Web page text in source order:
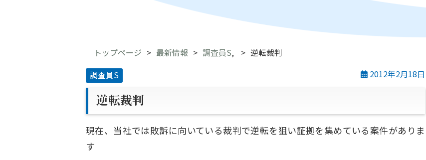
トップページ 最新情報 調査員S, 逆転裁判
調査員S 2012年2月18日
逆転裁判
現在、当社では敗訴に向いている裁判で逆転を狙い証拠を集めている案件がありま
す